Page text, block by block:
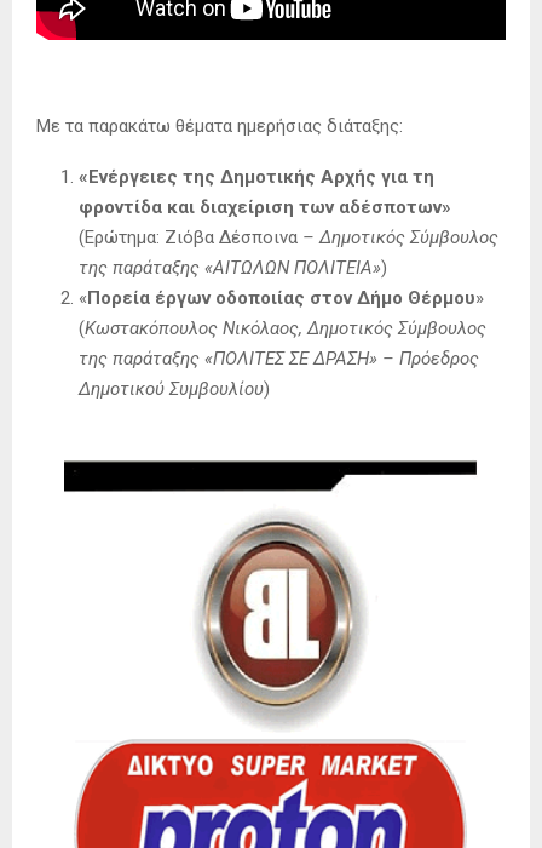
Με τα παρακάτω θέματα ημερήσιας διάταξης:
«Ενέργειες της Δημοτικής Αρχής για τη
φροντίδα και διαχείριση των αδέσποτων»
(Ερώτημα: Ζιόβα Δέσποινα – Δημοτικός Σύμβουλος
της παράταξης «ΑΙΤΩΛΩΝ ΠΟΛΙΤΕΙΑ»)
« Πορεία έργων οδοποιίας στον Δήμο Θέρμου»
(Κωστακόπουλος Νικόλαος, Δημοτικός Σύμβουλος
της παράταξης «ΠΟΛΙΤΕΣ ΣΕ ΔΡΑΣΗ» – Πρόεδρος
Δημοτικού Συμβουλίου)